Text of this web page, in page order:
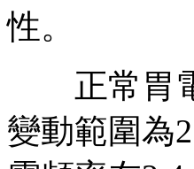
性。
正常胃電
變動範圍為